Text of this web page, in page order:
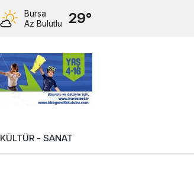
Bursa
Az Bulutlu
29°
KÜLTÜR - SANAT